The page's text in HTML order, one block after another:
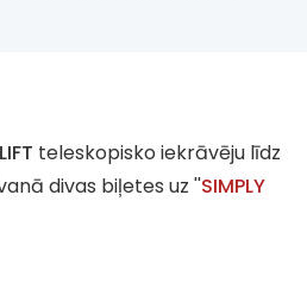
teleskopisko iekrāvēju līdz
divas biļetes uz ''SIMPLY